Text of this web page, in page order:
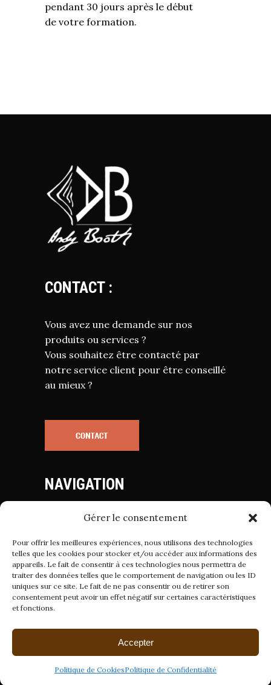
Gérer le consentement
Pour offrir les meilleures expériences, nous utilisons des technologies
telles que les cookies pour stocker et/ou accéder aux informations des
appareils. Le fait de consentir à ces technologies nous permettra de
traiter des données telles que le comportement de navigation ou les ID
uniques sur ce site. Le fait de ne pas consentir ou de retirer son
consentement peut avoir un effet négatif sur certaines caractéristiques
et fonctions.
Accepter
Politique de CookiesPolitique de Confidentialité
pendant 30 jours après le début
de votre formation.
CONTACT :
Vous avez une demande sur nos
produits ou services ?
Vous souhaitez être contacté par
notre service client pour être conseillé
au mieux ?
NAVIGATION
Mentions Légales
Politique de Confidentialité
Conditions Générales de Vente
Suivez-nous sur